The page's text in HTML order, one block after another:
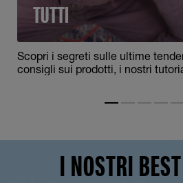
TUTTI
Scopri i segreti sulle ultime tendenze,
consigli sui prodotti, i nostri
I NOSTRI